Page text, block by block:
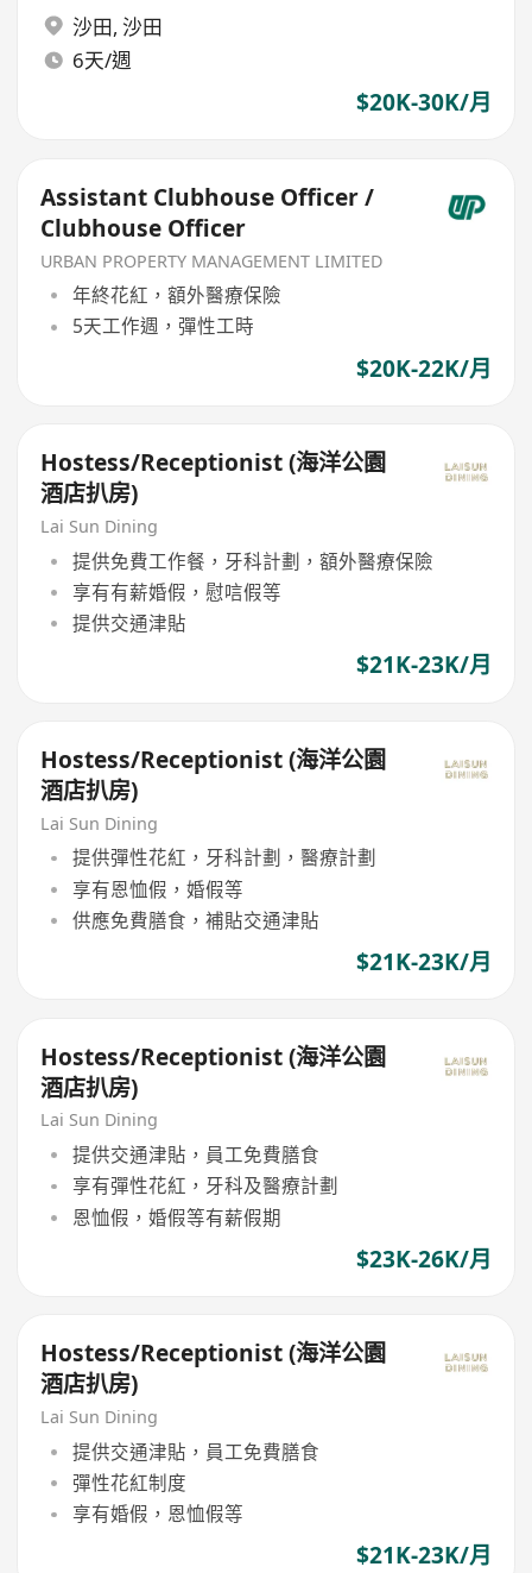
沙田, 沙田
6天/週
$20K-30K/月
Assistant Clubhouse Officer /
Clubhouse Officer
URBAN PROPERTY MANAGEMENT LIMITED
年終花紅，額外醫療保險
5天工作週，彈性工時
$20K-22K/月
Hostess/Receptionist (海洋公園
酒店扒房)
Lai Sun Dining
提供免費工作餐，牙科計劃，額外醫療保險
享有有薪婚假，慰唁假等
提供交通津貼
$21K-23K/月
Hostess/Receptionist (海洋公園
酒店扒房)
Lai Sun Dining
提供彈性花紅，牙科計劃，醫療計劃
享有恩恤假，婚假等
供應免費膳食，補貼交通津貼
$21K-23K/月
Hostess/Receptionist (海洋公園
酒店扒房)
Lai Sun Dining
提供交通津貼，員工免費膳食
享有彈性花紅，牙科及醫療計劃
恩恤假，婚假等有薪假期
$23K-26K/月
Hostess/Receptionist (海洋公園
酒店扒房)
Lai Sun Dining
提供交通津貼，員工免費膳食
彈性花紅制度
享有婚假，恩恤假等
$21K-23K/月